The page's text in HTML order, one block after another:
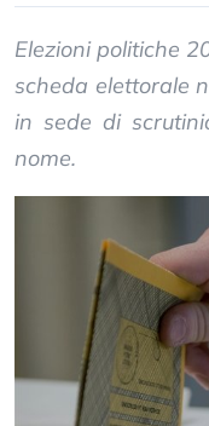
Elezioni politiche
scheda elettorale
in sede di
nome.